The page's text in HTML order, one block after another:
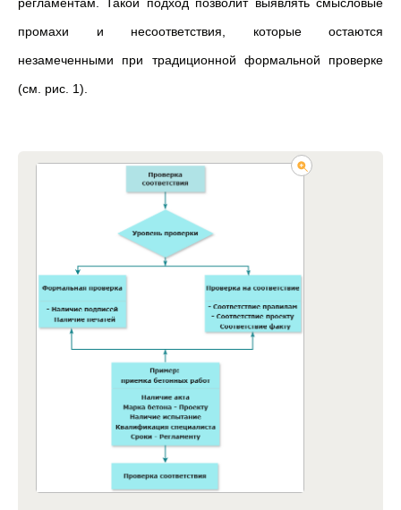
промахи и несоответствия, которые остаются
незамеченными при традиционной формальной проверке
(см. рис. 1).